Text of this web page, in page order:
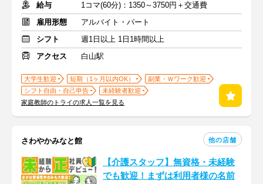
給与
1コマ(60分)：1350～3750円＋交通費
雇用形態
アルバイト・パート
シフト
週1日以上 1日1時間以上
アクセス
白山駅
大学生歓迎 短期（1ヶ月以内OK）
副業・Ｗワーク歓迎
シフト自由・自己申告
未経験者歓迎
家庭教師のトライの求人一覧を見る
さわやかみなと館 他の店舗
【介護スタッフ】無資格・未経験
でも歓迎！まずは利用者様の名前